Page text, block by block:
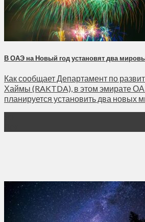
В ОАЭ на Новый год установят два
Как сообщает Департамент по
Хаймы (RAKTDA), в этом эмирате
планируется установить два новых